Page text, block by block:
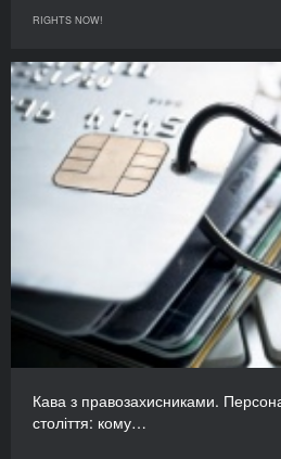
RIGHTS NOW!
Кава з правозахисниками.
століття: кому…